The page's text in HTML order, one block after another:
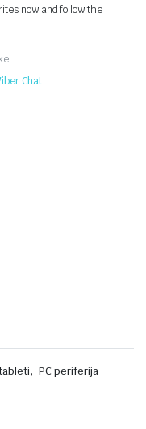
now and follow the
Chat
, PC periferija